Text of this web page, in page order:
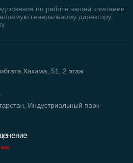
Индустриальный парк
Хакима, 51, 2 этаж
по работе нашей компании
генеральному директору,